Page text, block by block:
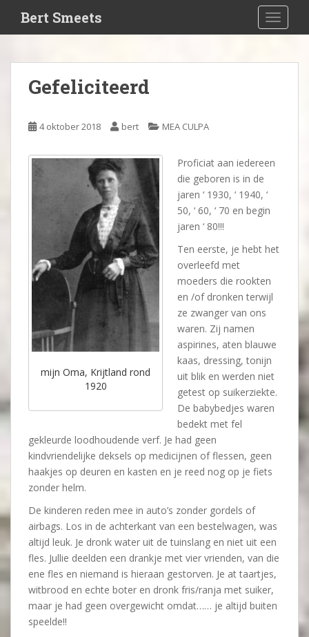
i
Bert Smeets
Gefeliciteerd
4 oktober 2018 bert MEA CULPA
mijn Oma, Krijtland rond
1920
Proficiat aan iedereen
die geboren is in de
jaren ‘ 1930, ‘ 1940, ‘
50, ‘ 60, ‘ 70 en begin
jaren ‘ 80!!!
Ten eerste, je hebt het
overleefd met
moeders die rookten
en /of dronken terwijl
ze zwanger van ons
waren. Zij namen
aspirines, aten blauwe
kaas, dressing, tonijn
uit blik en werden niet
getest op suikerziekte.
De babybedjes waren
bedekt met fel
gekleurde loodhoudende verf. Je had geen
kindvriendelijke deksels op medicijnen of flessen, geen
haakjes op deuren en kasten en je reed nog op je fiets
zonder helm.
De kinderen reden mee in auto’s zonder gordels of
airbags. Los in de achterkant van een bestelwagen, was
altijd leuk. Je dronk water uit de tuinslang en niet uit een
fles. Jullie deelden een drankje met vier vrienden, van die
ene fles en niemand is hieraan gestorven. Je at taartjes,
witbrood en echte boter en dronk fris/ranja met suiker,
maar je had geen overgewicht omdat…… je altijd buiten
speelde!!